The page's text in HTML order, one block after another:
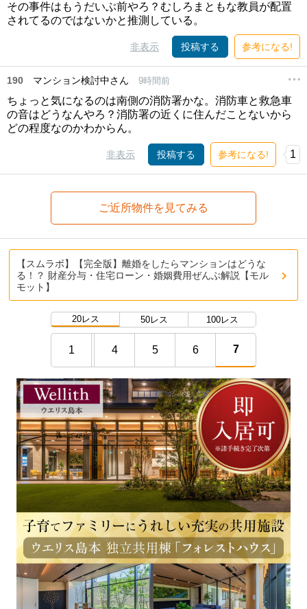
その事件はもうだいぶ前やろ？むしろまともな教員が配置
されてるのではないかと推測している。
非表示 投稿する 参考になる!
190 マンション検討中さん 9時間前
ちょっと気になるのは南側の消防署かな。消防車と救急車
の音はどうなんやろ？消防署の近くに住んだことないから
どの程度なのかわからん。
非表示 投稿する 参考になる! 1
ご近所物件を見てみる
【スムラボ】【完全版】離婚をしたらマンションはどうな
る！？ 財産分与・住宅ローン・婚姻費用ぜんぶ解説【モル
モット】
20レス 50レス 100レス
1 4 5 6 7